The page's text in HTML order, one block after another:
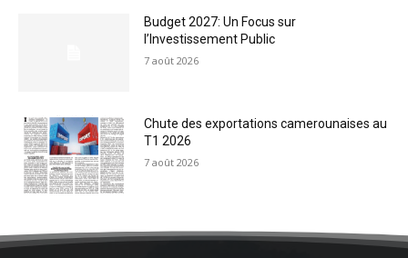
Budget 2027: Un Focus sur
l’Investissement Public
7 août 2026
Chute des exportations camerounaises au
T1 2026
7 août 2026